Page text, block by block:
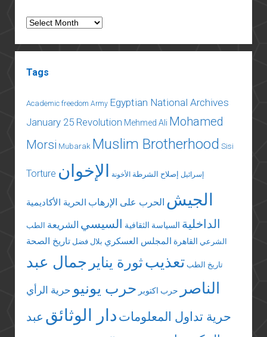
Archives
Tags
Academic freedom Army Egyptian National Archives
January 25 Revolution Mehmed Ali Mohamed
Morsi Mubarak Muslim Brotherhood Sisi
Torture إسرائيل إصلاح الشرطة الأخونة الإخوان
الجيش الحرب على الإرهاب الحرية الأكاديمية
الداخلية السياسة الثقافية السيسي الشريعة الطب
الشرعي القاهرة المجلس العسكري بلال فضل تاريخ الصحة
تاريخ الطب تعذيبثورة يناير جمال عبد
الناصر
حرب اكتوبر حرب يونيو حرية الرأي
حرية تداول المعلومات دار الوثائق عبد